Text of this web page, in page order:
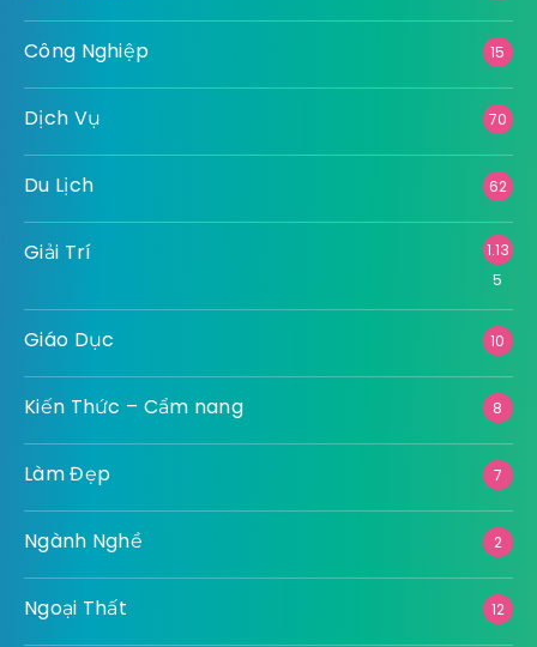
Công Nghiệp 15
Dịch Vụ 70
Du Lịch 62
Giải Trí
1.13
5
Giáo Dục 10
Kiến Thức – Cẩm nang 8
Làm Đẹp 7
Ngành Nghề 2
Ngoại Thất 12